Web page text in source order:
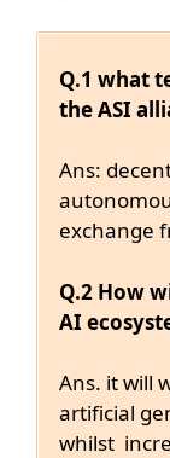
Q.1 what
the ASI
Ans:
exchange
Q.2 How
AI
Ans. it will
artificial
whilst